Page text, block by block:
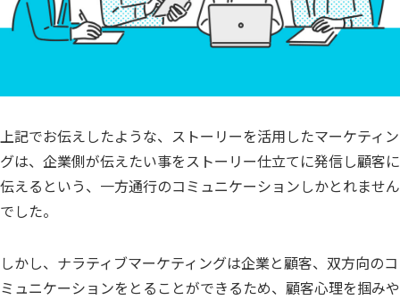
上記でお伝えしたような、ストーリーを活用したマーケティン
グは、企業側が伝えたい事をストーリー仕立てに発信し顧客に
伝えるという、一方通行のコミュニケーションしかとれません
でした。
しかし、ナラティブマーケティングは企業と顧客、双方向のコ
ミュニケーションをとることができるため、顧客心理を掴みや